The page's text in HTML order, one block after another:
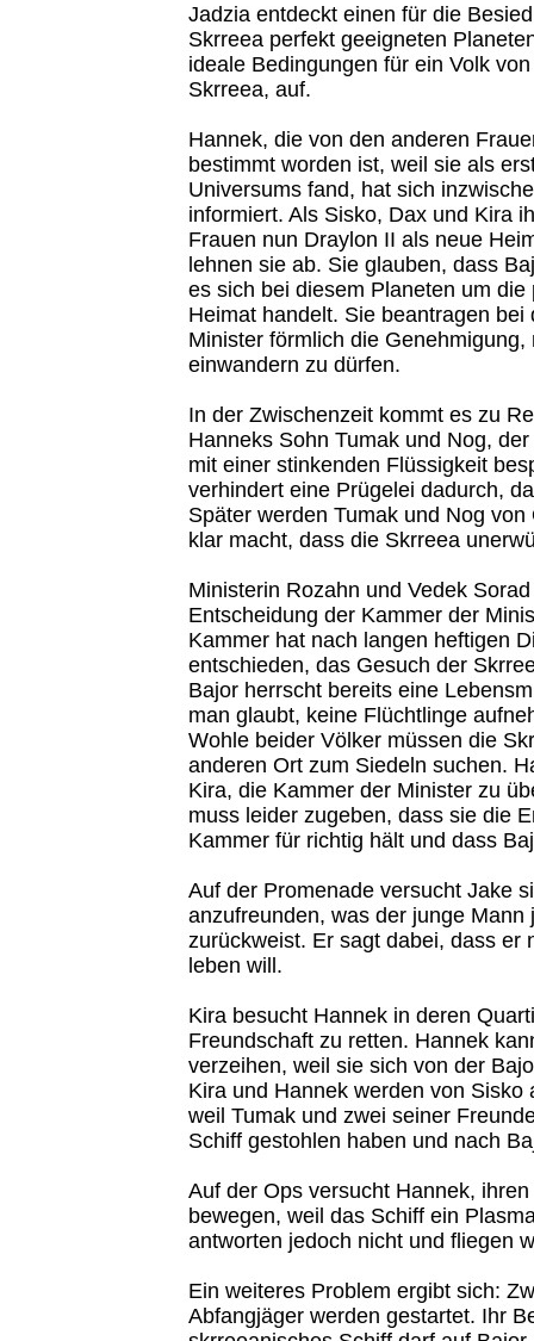
Jadzia entdeckt einen für die
Skrreea perfekt geeigneten
ideale Bedingungen für ein Volk
Skrreea, auf.
Hannek, die von den anderen
bestimmt worden ist, weil sie als
Universums fand, hat sich
informiert. Als Sisko, Dax und Kira
Frauen nun Draylon II als neue
lehnen sie ab. Sie glauben, dass
es sich bei diesem Planeten um die
Heimat handelt. Sie beantragen bei
Minister förmlich die Genehmigung,
einwandern zu dürfen.
In der Zwischenzeit kommt es zu
Hanneks Sohn Tumak und Nog,
mit einer stinkenden Flüssigkeit
verhindert eine Prügelei dadurch,
Später werden Tumak und Nog
klar macht, dass die Skrreea
Ministerin Rozahn und Vedek
Entscheidung der Kammer der
Kammer hat nach langen heftigen
entschieden, das Gesuch der
Bajor herrscht bereits eine
man glaubt, keine Flüchtlinge
Wohle beider Völker müssen die
anderen Ort zum Siedeln suchen.
Kira, die Kammer der Minister zu
muss leider zugeben, dass sie die
Kammer für richtig hält und dass
Auf der Promenade versucht Jake
anzufreunden, was der junge Mann
zurückweist. Er sagt dabei, dass er
leben will.
Kira besucht Hannek in deren
Freundschaft zu retten. Hannek
verzeihen, weil sie sich von der
Kira und Hannek werden von Sisko
weil Tumak und zwei seiner
Schiff gestohlen haben und nach
Auf der Ops versucht Hannek,
bewegen, weil das Schiff ein
antworten jedoch nicht und fliegen
Ein weiteres Problem ergibt sich:
Abfangjäger werden gestartet. Ihr